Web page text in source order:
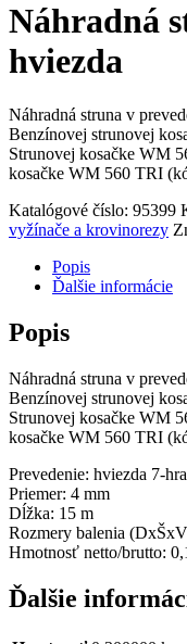
Náhradná
hviezda
Náhradná struna v
Benzínovej strunovej
Strunovej kosačke WM
kosačke WM 560 TRI
Katalógové číslo: 95399
vyžínače a krovinorezy
Popis
Ďalšie informácie
Popis
Náhradná struna v
Benzínovej strunovej
Strunovej kosačke WM
kosačke WM 560 TRI
Prevedenie: hviezda 7-
Priemer: 4 mm
Dĺžka: 15 m
Rozmery balenia
Hmotnosť netto/brutto:
Ďalšie